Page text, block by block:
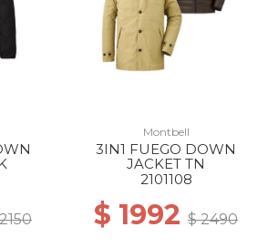
Montbell
3IN1 FUEGO DOWN
JACKET TN
2101108
$ 1992 $ 2490